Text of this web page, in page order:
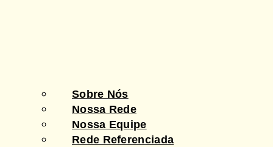
Sobre Nós
Nossa Rede
Nossa Equipe
Rede Referenciada